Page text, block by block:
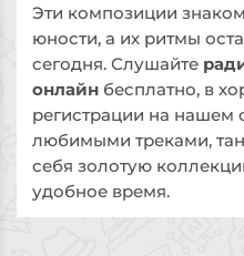
Эти композиции
юности, а их ритмы
сегодня. Слушайте
онлайн бесплатно, в
регистрации на нашем
любимыми треками,
себя золотую
удобное время.